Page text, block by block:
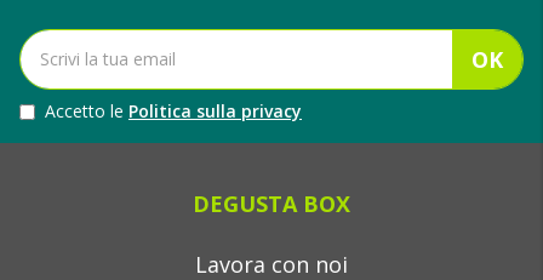
OK
Accetto le Politica sulla privacy
DEGUSTA BOX
Lavora con noi